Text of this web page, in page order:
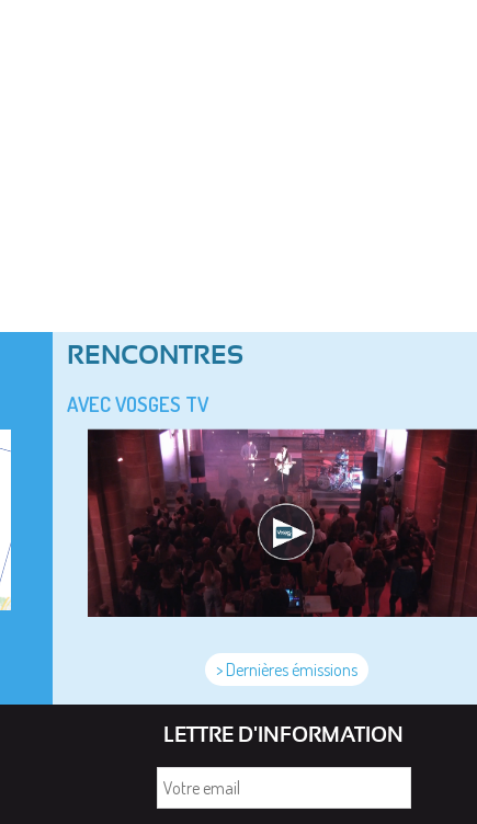
RENCONTRES
AVEC VOSGES TV
> Dernières émissions
LETTRE D'INFORMATION